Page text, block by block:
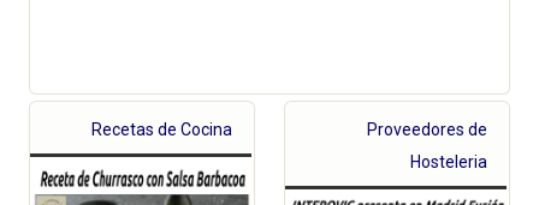
Recetas de Cocina
Proveedores de
Hosteleria